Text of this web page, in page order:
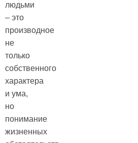
людьми
– это
производное
не
только
собственного
характера
и ума,
но
понимание
жизненных